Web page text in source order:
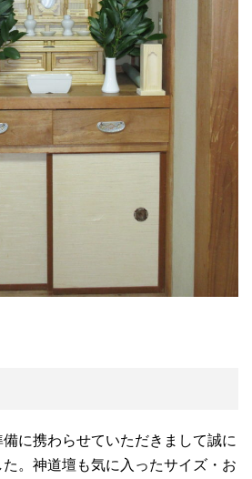
に携わらせていただきまして誠に
。神道壇も気に入ったサイズ・お